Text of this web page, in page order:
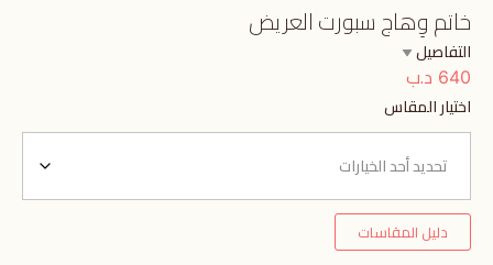
خاتم وِهاج سبورت العريض
التفاصيل
640 د.ب
اختيار المقاس
دليل المقاسات